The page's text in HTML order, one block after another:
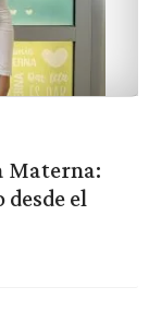
Materna:
el